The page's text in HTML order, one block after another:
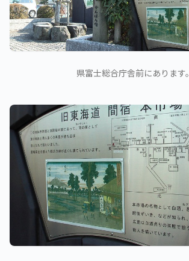
県富士総合庁舎前にあります。